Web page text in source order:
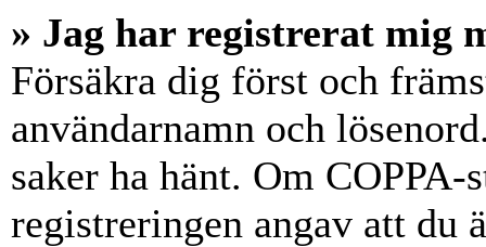
» Jag har registrerat mig
Försäkra dig först och
användarnamn och
saker ha hänt. Om
registreringen angav att du